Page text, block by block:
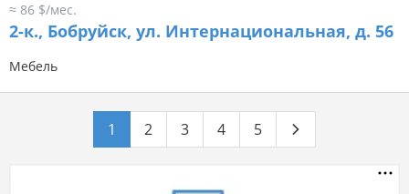
≈ 86 $/мес.
2-к., Бобруйск, ул. Интернациональная, д. 56
Мебель
1 2 3 4 5